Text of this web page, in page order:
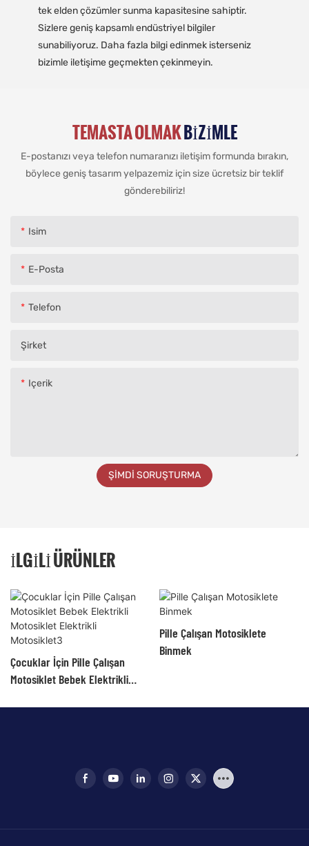
tek elden çözümler sunma kapasitesine sahiptir.
Sizlere geniş kapsamlı endüstriyel bilgiler
sunabiliyoruz. Daha fazla bilgi edinmek isterseniz
bizimle iletişime geçmekten çekinmeyin.
TEMASTA OLMAKBIZIMLE
E-postanızı veya telefon numaranızı iletişim formunda bırakın,
böylece geniş tasarım yelpazemiz için size ücretsiz bir teklif
gönderebiliriz!
Isim
E-Posta
Telefon
Şirket
Içerik
ŞIMDI SORUŞTURMA
İLGILI ÜRÜNLER
Çocuklar İçin Pille Çalışan
Motosiklet Bebek Elektrikli
Pille Çalışan Motosiklete
Binmek